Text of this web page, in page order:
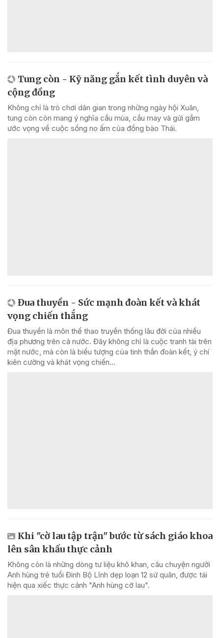
Tung còn - Kỹ năng gắn kết tình duyên và
cộng đồng
Không chỉ là trò chơi dân gian trong những ngày hội Xuân,
tung còn còn mang ý nghĩa cầu mùa, cầu may và gửi gắm
ước vọng về cuộc sống no ấm của đồng bào Thái.
Đua thuyền - Sức mạnh đoàn kết và khát
vọng chiến thắng
Đua thuyền là môn thể thao truyền thống lâu đời của nhiều
địa phương trên cả nước. Đây không chỉ là cuộc tranh tài trên
mặt nước, mà còn là biểu tượng của tinh thần đoàn kết, ý chí
kiên cường và khát vọng chiến...
Khi "cờ lau tập trận" bước từ sách giáo khoa
lên sân khấu thực cảnh
Không còn là những dòng tư liệu khô khan, câu chuyện người
Anh hùng trẻ tuổi Đinh Bộ Lĩnh dẹp loạn 12 sứ quân, được tái
hiện qua xiếc thực cảnh "Anh hùng cờ lau".